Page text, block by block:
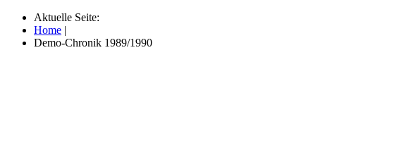
Aktuelle Seite:
Home |
Demo-Chronik 1989/1990